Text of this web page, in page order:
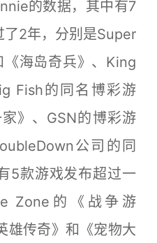
的数据，其中有7
了2年，分别是Super
海岛奇兵》、King
Fish的同名博彩游
》、GSN的博彩游
公司的同
5款游戏发布超过一
Zone的《战争游
雄传奇》和《宠物大